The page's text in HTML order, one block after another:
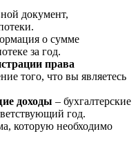
документ,
о сумме
за год.
права
того, что вы являетесь
доходы – бухгалтерские
год.
которую необходимо